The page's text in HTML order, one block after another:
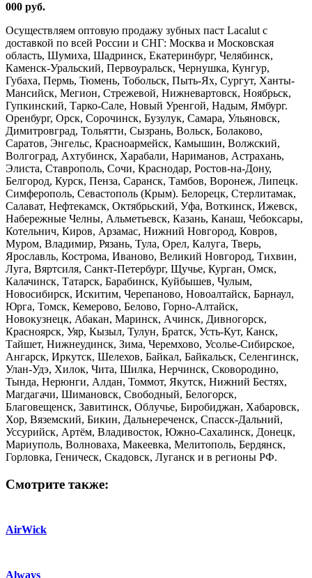
000 руб.
Осуществляем оптовую продажу зубных паст Lacalut с
доставкой по всей России и СНГ: Москва и Московская
область, Шумиха, Шадринск, Екатеринбург, Челябинск,
Каменск-Уральский, Первоуральск, Чернушка, Кунгур,
Губаха, Пермь, Тюмень, Тобольск, Пыть-Ях, Сургут, Ханты-
Мансийск, Мегион, Стрежевой, Нижневартовск, Ноябрьск,
Гупкинский, Тарко-Сале, Новый Уренгой, Надым, Ямбург.
Оренбург, Орск, Сорочинск, Бузулук, Самара, Ульяновск,
Димитровград, Тольятти, Сызрань, Вольск, Болаково,
Саратов, Энгельс, Красноармейск, Камышин, Волжский,
Волгоград, Ахтубинск, Харабали, Нариманов, Астрахань,
Элиста, Ставрополь, Сочи, Краснодар, Ростов-на-Дону,
Белгород, Курск, Пенза, Саранск, Тамбов, Воронеж, Липецк.
Симферополь, Севастополь (Крым). Белорецк, Стерлитамак,
Салават, Нефтекамск, Октябрьский, Уфа, Воткинск, Ижевск,
Набережные Челны, Альметьевск, Казань, Канаш, Чебоксары,
Котельнич, Киров, Арзамас, Нижний Новгород, Ковров,
Муром, Владимир, Рязань, Тула, Орел, Калуга, Тверь,
Ярославль, Кострома, Иваново, Великий Новгород, Тихвин,
Луга, Вяртсиля, Санкт-Петербург, Щучье, Курган, Омск,
Калачинск, Татарск, Барабинск, Куйбышев, Чулым,
Новосибирск, Искитим, Черепаново, Новоалтайск, Барнаул,
Юрга, Томск, Кемерово, Белово, Горно-Алтайск,
Новокузнецк, Абакан, Маринск, Ачинск, Дивногорск,
Красноярск, Уяр, Кызыл, Тулун, Братск, Усть-Кут, Канск,
Тайшет, Нижнеудинск, Зима, Черемхово, Усолье-Сибирское,
Ангарск, Иркутск, Шелехов, Байкал, Байкальск, Селенгинск,
Улан-Удэ, Хилок, Чита, Шилка, Нерчинск, Сковородино,
Тында, Нерюнги, Алдан, Томмот, Якутск, Нижний Бестях,
Магдагачи, Шимановск, Свободный, Белогорск,
Благовещенск, Завитинск, Облучье, Биробиджан, Хабаровск,
Хор, Вяземский, Бикин, Дальнереченск, Спасск-Дальний,
Уссурийск, Артём, Владивосток, Южно-Сахалинск, Донецк,
Мариуполь, Волноваха, Макеевка, Мелитополь, Бердянск,
Горловка, Геническ, Скадовск, Луганск и в регионы РФ.
Смотрите также:
AirWick
Always